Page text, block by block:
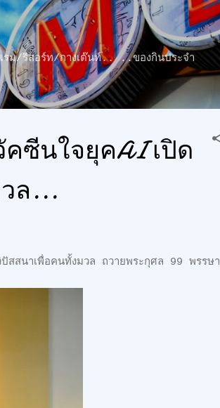
แรม/รีสอร์ท/กางเต๊นท์.. ..ของกินประจำ
ซีนใจยุคAI เปิด
ล...
าเพื่อคนทั้งมวล ถวายพระกุศล 99 พรรษา